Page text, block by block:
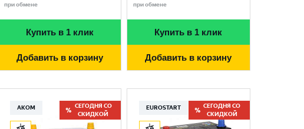
при обмене
Купить в 1 клик
Добавить в корзину
при обмене
Купить в 1 клик
Добавить в корзину
АКОМ
СЕГОДНЯ СО
СКИДКОЙ
EUROSTART
СЕГОДНЯ СО
СКИДКОЙ